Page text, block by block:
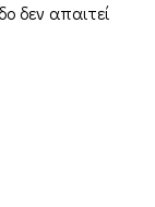
δεν απαιτεί